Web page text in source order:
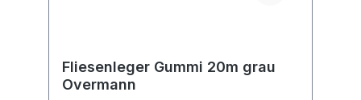
Fliesenleger Gummi 20m grau
Overmann